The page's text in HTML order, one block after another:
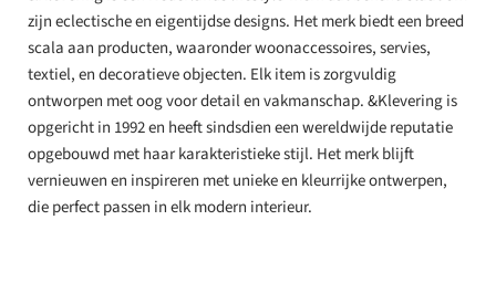
zijn eclectische en eigentijdse designs. Het merk biedt een breed
scala aan producten, waaronder woonaccessoires, servies,
textiel, en decoratieve objecten. Elk item is zorgvuldig
ontworpen met oog voor detail en vakmanschap. &Klevering is
opgericht in 1992 en heeft sindsdien een wereldwijde reputatie
opgebouwd met haar karakteristieke stijl. Het merk blijft
vernieuwen en inspireren met unieke en kleurrijke ontwerpen,
die perfect passen in elk modern interieur.